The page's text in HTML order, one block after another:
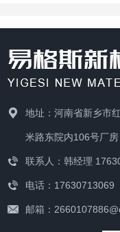
地址：河南省新乡市
米路东院内106号厂房
联系人：韩经理
电话：17630713069
邮箱：